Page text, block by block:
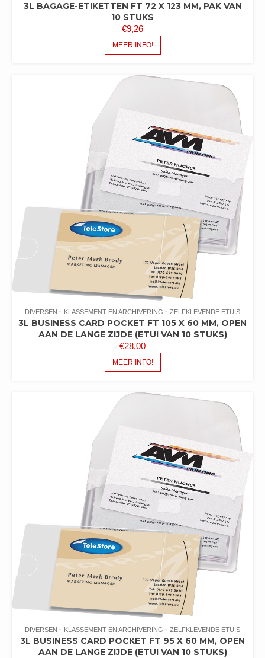
3L BAGAGE-ETIKETTEN FT 72 X 123 MM, PAK VAN
10 STUKS
€9,26
MEER INFO!
DIVERSEN KLASSEMENT EN ARCHIVERING ZELFKLEVENDE ETUIS
3L BUSINESS CARD POCKET FT 105 X 60 MM, OPEN
AAN DE LANGE ZIJDE (ETUI VAN 10 STUKS)
€28,00
MEER INFO!
DIVERSEN KLASSEMENT EN ARCHIVERING ZELFKLEVENDE ETUIS
3L BUSINESS CARD POCKET FT 95 X 60 MM, OPEN
AAN DE LANGE ZIJDE (ETUI VAN 10 STUKS)